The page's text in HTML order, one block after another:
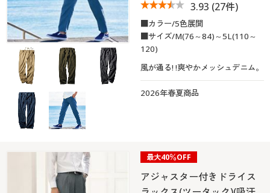
3.93 (27件)
■カラー/5色展開
■サイズ/M(76～84)～5L(110～
120)
風が通る! !爽やかメッシュデニム。
2026年春夏商品
最大40％OFF
アジャスター付きドライス